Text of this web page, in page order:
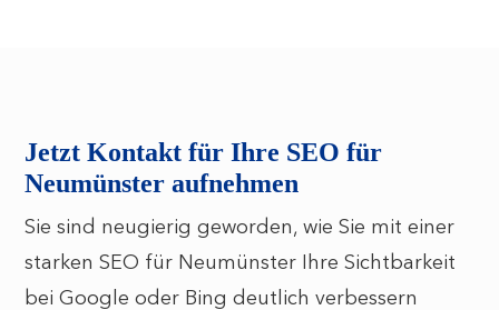
Jetzt Kontakt für Ihre SEO für
Neumünster aufnehmen
Sie sind neugierig geworden, wie Sie mit einer
starken SEO für Neumünster Ihre Sichtbarkeit
bei Google oder Bing deutlich verbessern